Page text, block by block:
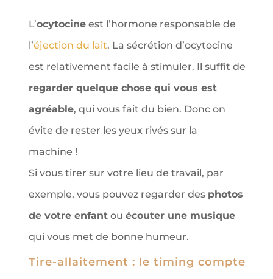
L’ocytocineest l’hormone responsable de
l’éjection du lait. La sécrétion d’ocytocine
est relativement facile à stimuler. Il suffit de
regarder quelque chose qui vous est
agréable, qui vous fait du bien. Donc on
évite de rester les yeux rivés sur la
machine !
Si vous tirer sur votre lieu de travail, par
exemple, vous pouvez regarder des photos
de votre enfantou écouter une musique
qui vous met de bonne humeur.
Tire-allaitement : le timing compte